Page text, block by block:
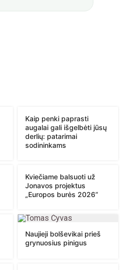
Kaip penki paprasti
augalai gali išgelbėti jūsų
derlių: patarimai
sodininkams
Kviečiame balsuoti už
Jonavos projektus
„Europos burės 2026“
Naujieji bolševikai prieš
grynuosius pinigus